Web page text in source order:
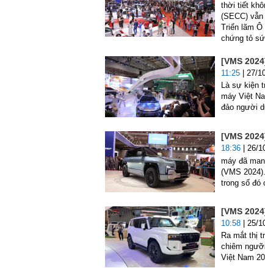
thời tiết
(SECC)
Triển lãm
chứng tỏ
[VMS
11:25 | 27/
Là sự kiện
máy Việt
đảo người
[VMS
18:36 | 26/
máy đã
(VMS
trong số đó
[VMS
10:58 | 25/
Ra mắt thị
chiêm
Việt Nam